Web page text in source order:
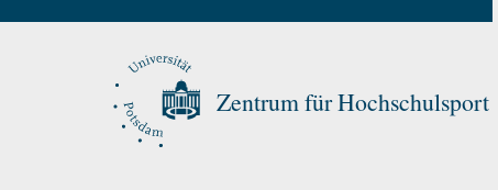
Zentrum für Hochschulsport